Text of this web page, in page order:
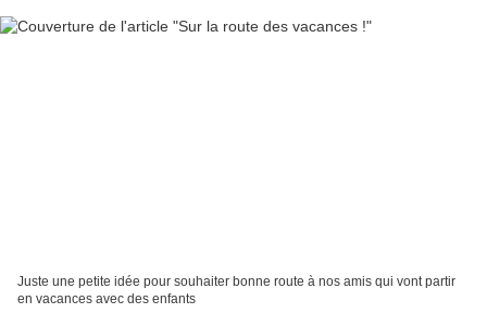
Juste une petite idée pour souhaiter bonne route à nos amis qui vont partir
en vacances avec des enfants